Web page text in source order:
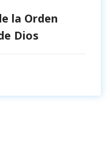
la Orden
Dios